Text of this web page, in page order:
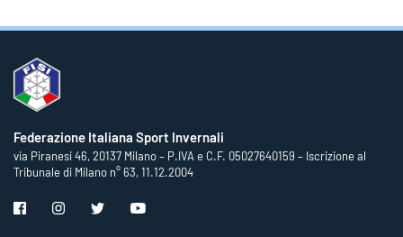
Federazione Italiana Sport Invernali
via Piranesi 46, 20137 Milano – P.IVA e C.F. 05027640159 – Iscrizione al
Tribunale di Milano n° 63, 11.12.2004